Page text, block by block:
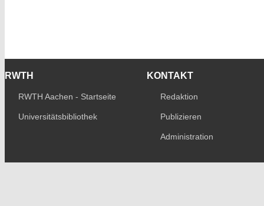
RWTH
RWTH Aachen - Startseite
Universitätsbibliothek
KONTAKT
Redaktion
Publizieren
Administration